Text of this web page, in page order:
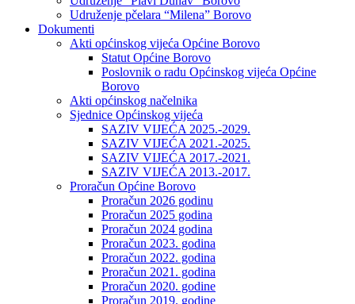
Udruženje pčelara “Milena” Borovo
Dokumenti
Akti općinskog vijeća Općine Borovo
Statut Općine Borovo
Poslovnik o radu Općinskog vijeća Općine
Borovo
Akti općinskog načelnika
Sjednice Općinskog vijeća
SAZIV VIJEĆA 2025.-2029.
SAZIV VIJEĆA 2021.-2025.
SAZIV VIJEĆA 2017.-2021.
SAZIV VIJEĆA 2013.-2017.
Proračun Općine Borovo
Proračun 2026 godinu
Proračun 2025 godina
Proračun 2024 godina
Proračun 2023. godina
Proračun 2022. godina
Proračun 2021. godina
Proračun 2020. godine
Proračun 2019. godine